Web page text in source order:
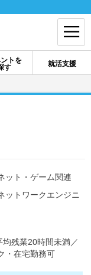
トを
す
就活支援
イン
インターンを探す
ット・ゲーム関連
ットワークエンジニ
均残業20時間未満／
・在宅勤務可